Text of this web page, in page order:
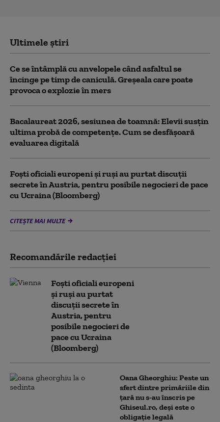
Ultimele știri
Ce se întâmplă cu anvelopele când asfaltul se
încinge pe timp de caniculă. Greșeala care poate
provoca o explozie în mers
Bacalaureat 2026, sesiunea de toamnă: Elevii susțin
ultima probă de competențe. Cum se desfășoară
evaluarea digitală
Foști oficiali europeni și ruși au purtat discuții
secrete în Austria, pentru posibile negocieri de pace
cu Ucraina (Bloomberg)
CITEȘTE MAI MULTE
Recomandările redacţiei
Foști oficiali europeni
și ruși au purtat
discuții secrete în
Austria, pentru
posibile negocieri de
pace cu Ucraina
(Bloomberg)
Oana Gheorghiu: Peste un
sfert dintre primăriile din
țară nu s-au înscris pe
Ghiseul.ro, deși este o
obligație legală